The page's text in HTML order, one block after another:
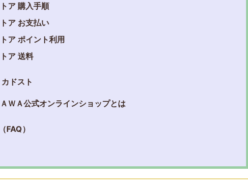
ア 購入手順
ア お支払い
ア ポイント利用
ア 送料
ドスト
ＷＡ公式オンラインショップとは
FAQ）